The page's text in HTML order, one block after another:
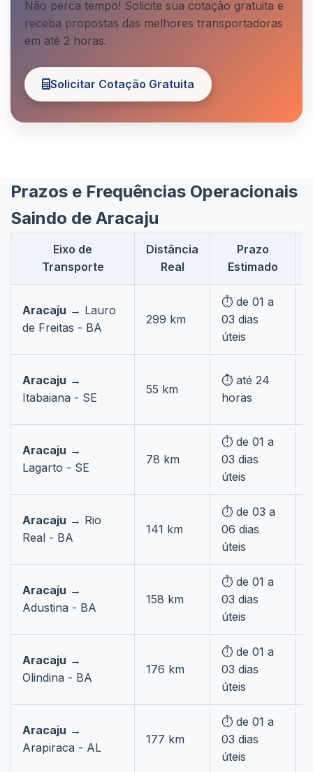
Não perca tempo! Solicite sua cotação gratuita e
receba propostas das melhores transportadoras
em até 2 horas.
Solicitar Cotação Gratuita
Prazos e Frequências Operacionais
Saindo de Aracaju
Eixo de
Transporte
Distância
Real
Prazo
Estimado
Aracaju → Lauro
de Freitas - BA
299 km
⏱️ de 01 a
03 dias
úteis
Aracaju →
Itabaiana - SE
55 km
⏱️ até 24
horas
Aracaju →
Lagarto - SE
78 km
⏱️ de 01 a
03 dias
úteis
Aracaju → Rio
Real - BA
141 km
⏱️ de 03 a
06 dias
úteis
Aracaju →
Adustina - BA
158 km
⏱️ de 01 a
03 dias
úteis
Aracaju →
Olindina - BA
176 km
⏱️ de 01 a
03 dias
úteis
Aracaju →
Arapiraca - AL
177 km
⏱️ de 01 a
03 dias
úteis